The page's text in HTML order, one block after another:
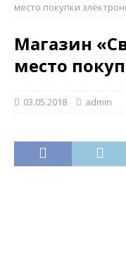
место покупки
Магазин
место
03.05.2018 admin